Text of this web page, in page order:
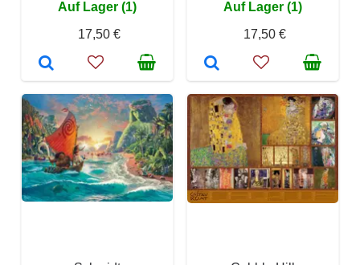
Auf Lager (1)
17,50 €
Auf Lager (1)
17,50 €